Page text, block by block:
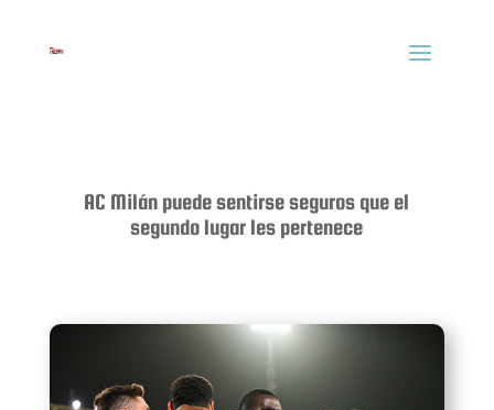
AC Milán puede sentirse seguros que el
segundo lugar les pertenece